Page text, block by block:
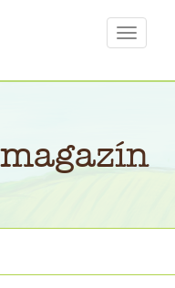
Toggle